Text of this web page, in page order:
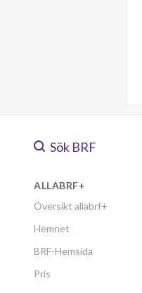
Sök BRF
ALLABRF+
Översikt allabrf+
Hemnet
BRF-Hemsida
Pris